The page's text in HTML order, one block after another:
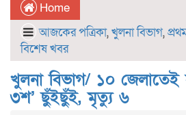
Home
আজকের পত্রিকা,খুলনা বিভাগ,
বিশেষ খবর
খুলনা বিভাগ/ ১০ জেলাতেই
৩শ’ ছুঁইছুঁই, মৃত্যু ৬